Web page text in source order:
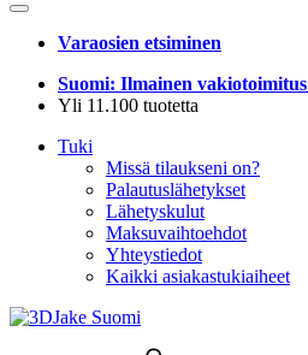
Varaosien etsiminen
Suomi: Ilmainen vakiotoimitus
Yli 11.100 tuotetta
Tuki
Missä tilaukseni on?
Palautuslähetykset
Lähetyskulut
Maksuvaihtoehdot
Yhteystiedot
Kaikki asiakastukiaiheet